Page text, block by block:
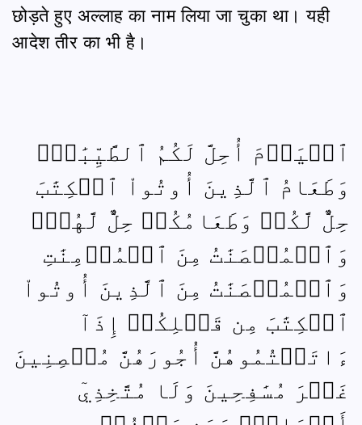
छोड़ते हुए अल्लाह का नाम लिया जा चुका था। यही
आदेश तीर का भी है।
ٱلۡيَوۡمَ أُحِلَّ لَكُمُ ٱلطَّيِّبَٰتُۖ
وَطَعَامُ ٱلَّذِينَ أُوتُواْ ٱلۡكِتَٰبَ
حِلٌّ لَّكُمۡ وَطَعَامُكُمۡ حِلٌّ لَّهُمۡۖ
وَٱلۡمُحۡصَنَٰتُ مِنَ ٱلۡمُؤۡمِنَٰتِ
وَٱلۡمُحۡصَنَٰتُ مِنَ ٱلَّذِينَ أُوتُواْ
ٱلۡكِتَٰبَ مِن قَبۡلِكُمۡ إِذَآ
ءَاتَيۡتُمُوهُنَّ أُجُورَهُنَّ مُحۡصِنِينَ
غَيۡرَ مُسَٰفِحِينَ وَلَا مُتَّخِذِيٓ